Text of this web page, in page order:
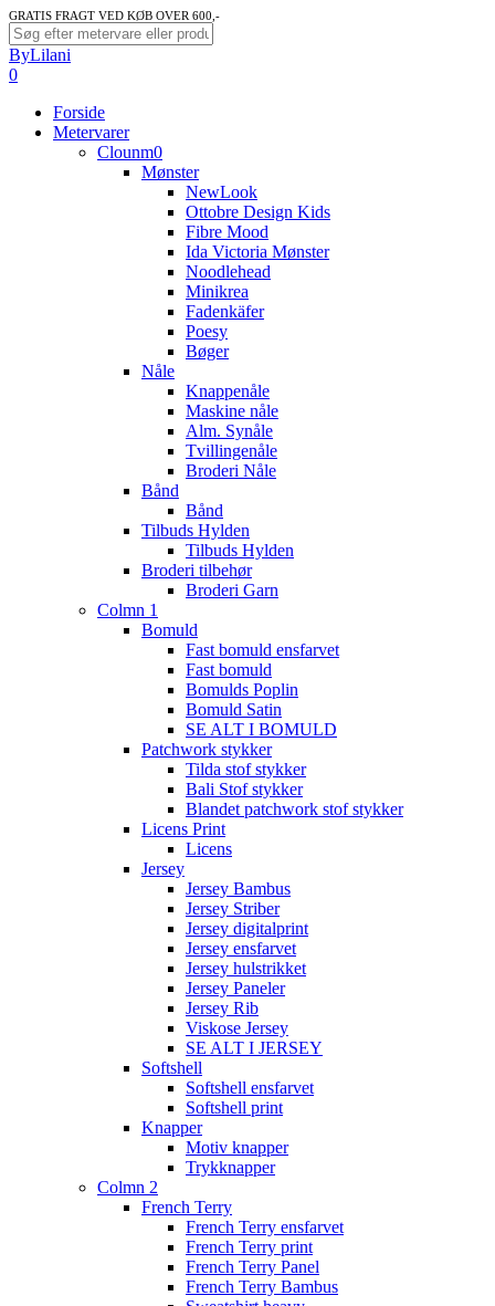
Skip
to
main
content
GRATIS FRAGT VED KØB OVER 600,-
Close
Search
ByLilani
search
account
0
Forside
Metervarer
Clounm0
Mønster
NewLook
Ottobre Design Kids
Fibre Mood
Ida Victoria Mønster
Noodlehead
Minikrea
Fadenkäfer
Poesy
Bøger
Nåle
Knappenåle
Maskine nåle
Alm. Synåle
Tvillingenåle
Broderi Nåle
Bånd
Bånd
Tilbuds Hylden
Tilbuds Hylden
Broderi tilbehør
Broderi Garn
Colmn 1
Bomuld
Fast bomuld ensfarvet
Fast bomuld
Bomulds Poplin
Bomuld Satin
SE ALT I BOMULD
Patchwork stykker
Tilda stof stykker
Bali Stof stykker
Blandet patchwork stof stykker
Licens Print
Licens
Jersey
Jersey Bambus
Jersey Striber
Jersey digitalprint
Jersey ensfarvet
Jersey hulstrikket
Jersey Paneler
Jersey Rib
Viskose Jersey
SE ALT I JERSEY
Softshell
Softshell ensfarvet
Softshell print
Knapper
Motiv knapper
Trykknapper
Colmn 2
French Terry
French Terry ensfarvet
French Terry print
French Terry Panel
French Terry Bambus